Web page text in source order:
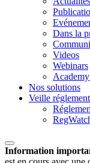
Dans la
Videos
Webinars
Nos solutions
Veille
Information